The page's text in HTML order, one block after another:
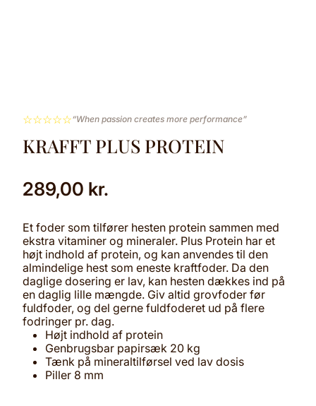
☆☆☆☆☆“When passion creates more performance”
KRAFFT PLUS PROTEIN
289,00 kr.
Et foder som tilfører hesten protein sammen med
ekstra vitaminer og mineraler. Plus Protein har et
højt indhold af protein, og kan anvendes til den
almindelige hest som eneste kraftfoder. Da den
daglige dosering er lav, kan hesten dækkes ind på
en daglig lille mængde. Giv altid grovfoder før
fuldfoder, og del gerne fuldfoderet ud på flere
fodringer pr. dag.
Højt indhold af protein
Genbrugsbar papirsæk 20 kg
Tænk på mineraltilførsel ved lav dosis
Piller 8 mm